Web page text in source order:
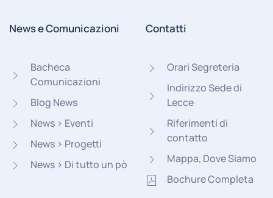
News e Comunicazioni
Bacheca
Comunicazioni
Blog News
News > Eventi
News > Progetti
News > Di tutto un pò
Contatti
Orari Segreteria
Indirizzo Sede di
Lecce
Riferimenti di
contatto
Mappa, Dove Siamo
Bochure Completa